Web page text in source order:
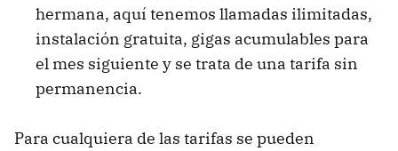
hermana, aquí tenemos llamadas ilimitadas,
instalación gratuita, gigas acumulables para
el mes siguiente y se trata de una tarifa sin
permanencia.
Para cualquiera de las tarifas se pueden